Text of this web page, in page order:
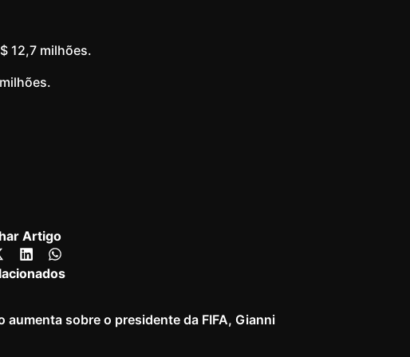
12,7 milhões.
Artigo
aumenta sobre o presidente da FIFA, Gianni